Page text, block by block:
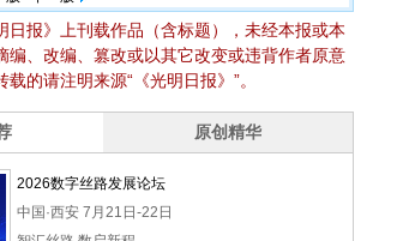
日报》上刊载作品（含标题），未经本报或本
编、改编、篡改或以其它改变或违背作者原意
的请注明来源“《光明日报》”。